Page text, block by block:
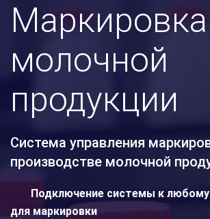
Маркировка
молочной
продукции
Система управления
производстве молочной
Подключение системы к
для маркировки